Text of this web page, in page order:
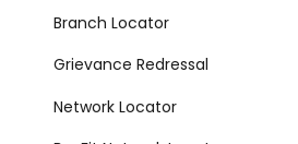
Branch Locator
Grievance Redressal
Network Locator